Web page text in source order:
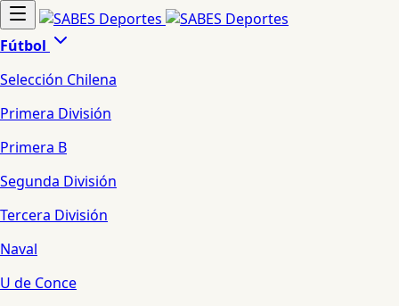
Fútbol
Selección Chilena
Primera División
Primera B
Segunda División
Tercera División
Naval
U de Conce